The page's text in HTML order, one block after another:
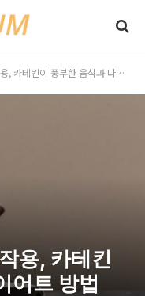
킨이 풍부한 음식과 다이어트 방법
용, 카테킨
어트 방법